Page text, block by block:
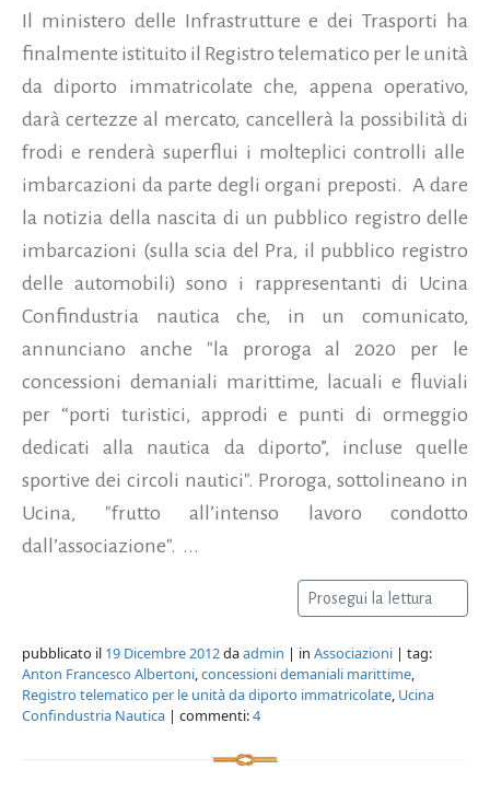
Il ministero delle Infrastrutture e dei Trasporti ha
finalmente istituito il Registro telematico per le unità
da diporto immatricolate che, appena operativo,
darà certezze al mercato, cancellerà la possibilità di
frodi e renderà superflui i molteplici controlli alle
imbarcazioni da parte degli organi preposti. A dare
la notizia della nascita di un pubblico registro delle
imbarcazioni (sulla scia del Pra, il pubblico registro
delle automobili) sono i rappresentanti di Ucina
Confindustria nautica che, in un comunicato,
annunciano anche "la proroga al 2020 per le
concessioni demaniali marittime, lacuali e fluviali
per “porti turistici, approdi e punti di ormeggio
dedicati alla nautica da diporto”, incluse quelle
sportive dei circoli nautici". Proroga, sottolineano in
Ucina, "frutto all’intenso lavoro condotto
dall’associazione". ...
Prosegui la lettura
pubblicato il 19 Dicembre 2012daadmin | in Associazioni | tag:
Anton Francesco Albertoni concessioni demaniali marittime
Registro telematico per le unità da diporto immatricolate Ucina
Confindustria Nautica | commenti:4